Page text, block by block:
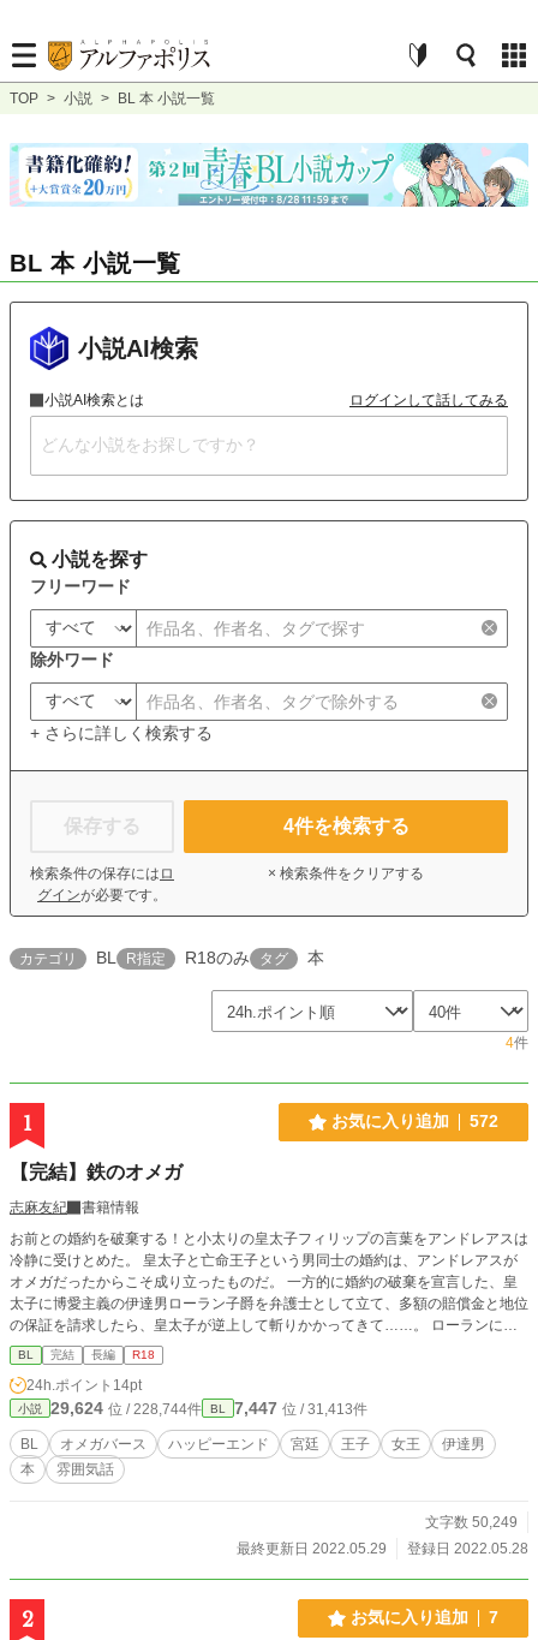
TOP > 小説 > BL 本 小説一覧
BL 本 小説一覧
小説AI検索
小説AI検索とは ログインして話してみる
小説を探す
フリーワード
除外ワード
+ さらに詳しく検索する
保存する
検索条件の保存には ロ
グインが必要です。
4件を検索する
× 検索条件をクリアする
カテゴリ BL R指定 R18のみ タグ 本
4件
1 お気に入り追加 572
【完結】鉄のオメガ
志麻友紀
書籍情報
お前との婚約を破棄する！と小太りの皇太子フィリップの言葉をアンドレアスは
冷静に受けとめた。 皇太子と亡命王子という男同士の婚約は、アンドレアスが
オメガだったからこそ成り立ったものだ。 一方的に婚約の破棄を宣言した、皇
太子に博愛主義の伊達男ローラン子爵を弁護士として立て、多額の賠償金と地位
の保証を請求したら、皇太子が逆上して斬りかかってきて……。 ローランにか
ばわれたアンドレアスだったが、みすぼらしいオメガと言われた、そのかつらと
眼鏡の下からのぞいたアンドレアスの美貌に、ローランは思わずベッドにすぐに
連れていきたいと不埒なことを言いだして。 「あなたオメガが嫌いでしょ
う？」 「嫌いではない。責任をとりたくないだけだ」 この男最低だな……とア
ンドレアスは思うのだった。 十九になっても来ない発情期に、彼との婚約破棄
でフィリップは皇太子の地位を剥奪された顛末から、彼は「鉄のオメガ」と呼ば
れるようになった。 ※R１８シーンには章タイトルの末尾に※つけてあります。
BL 完結 長編 R18
24h.ポイント 14pt
小説 29,624 位 / 228,744件 BL 7,447 位 / 31,413件
BL オメガバース ハッピーエンド 宮廷 王子 女王
伊達男
本
雰囲気話
文字数 50,249
最終更新日 2022.05.29
登録日 2022.05.28
2 お気に入り追加 7